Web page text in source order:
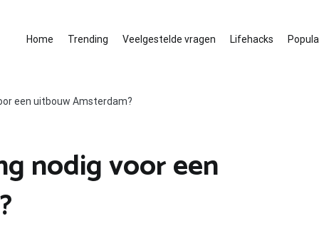
Home Trending Veelgestelde vragen Lifehacks
een uitbouw Amsterdam?
nodig voor een